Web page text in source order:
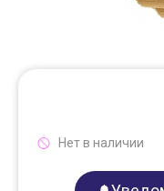
Нет в наличии